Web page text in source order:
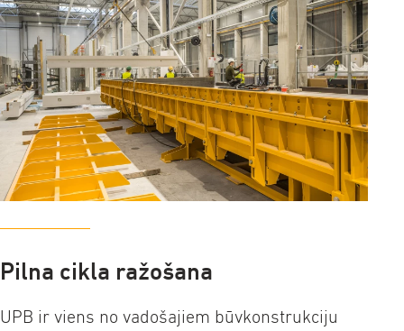
Pilna cikla ražošana
UPB ir viens no vadošajiem būvkonstrukciju